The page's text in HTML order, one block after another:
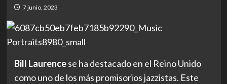
7 junio, 2023
Bill Laurencese ha destacado en el Reino Unido
como uno de los más promisorios jazzistas. Este